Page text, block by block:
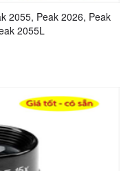
2055, Peak 2026, Peak
2055L